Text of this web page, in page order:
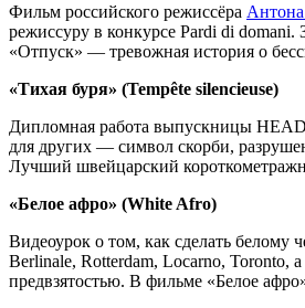
Фильм российского режиссёра
режиссуру в конкурсе Pardi di
«Отпуск» — тревожная история о
«Тихая буря» (Tempête silencieuse)
Дипломная работа выпускницы
для других — символ скорби,
Лучший швейцарский
«Белое афро» (White Afro)
Видеоурок о том, как сделать
Berlinale, Rotterdam, Locarno, Toronto,
предвзятостью. В фильме «Белое